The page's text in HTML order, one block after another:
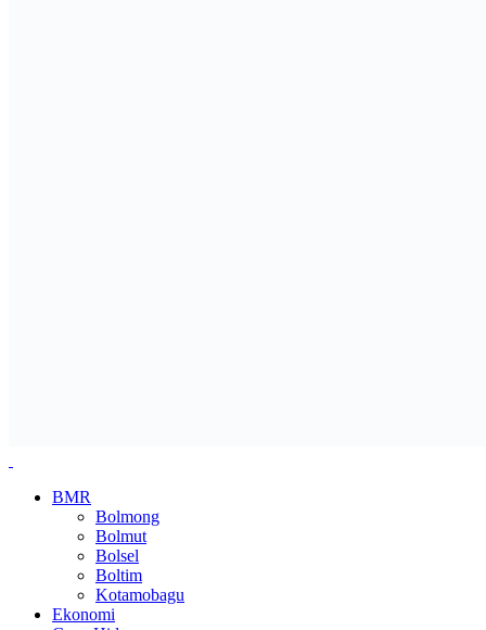
BMR
Bolmong
Bolmut
Bolsel
Boltim
Kotamobagu
Ekonomi